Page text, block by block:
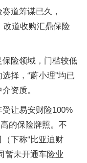
道筹谋已久，
改道收购汇鼎保险
险领域，门槛较低
择，“蔚小理”均已
资质。
让易安财险100%
的保险牌照。不
下称“比亚迪财
暂未开通车险业